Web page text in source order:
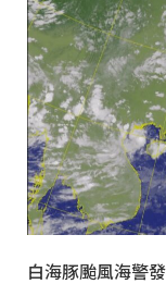
白海豚颱風海警